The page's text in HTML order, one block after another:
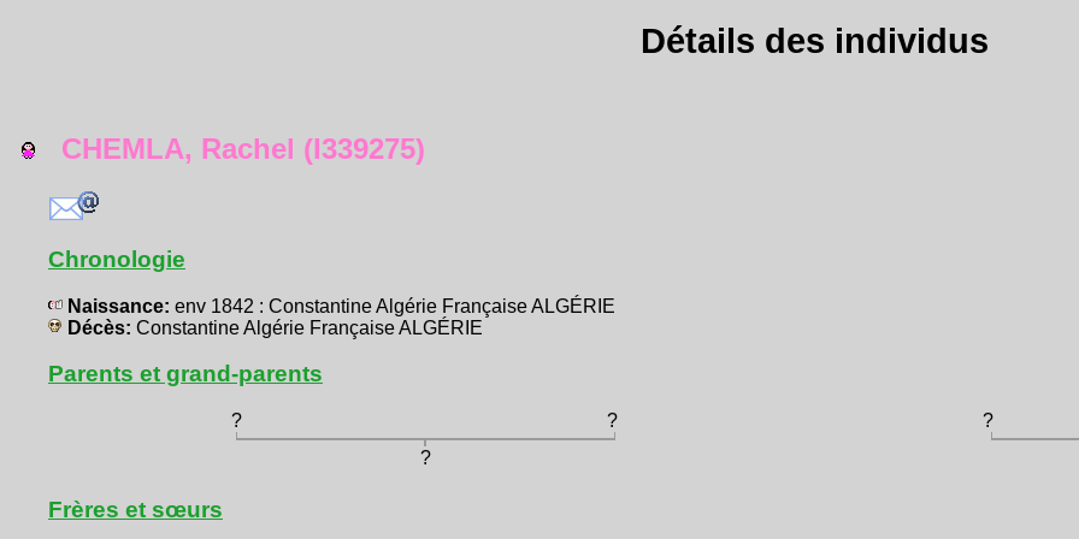
Détails des individus
CHEMLA, Rachel (I339275)
Chronologie
Naissance: env 1842 : Constantine Algérie Française ALGÉRIE
Décès: Constantine Algérie Française ALGÉRIE
Parents et grand-parents
? ?
?
?
Frères et sœurs